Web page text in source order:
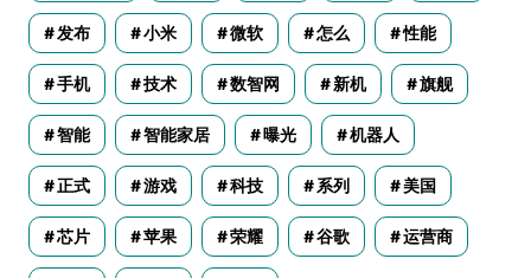
发布 小米 微软 怎么 性能
手机 技术 数智网 新机 旗舰
智能 智能家居 曝光 机器人
正式 游戏 科技 系列 美国
芯片 苹果 荣耀 谷歌 运营商